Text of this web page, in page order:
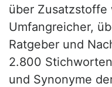
über Zusatzstoffe
Umfangreicher,
Ratgeber und
2.800
und Synonyme